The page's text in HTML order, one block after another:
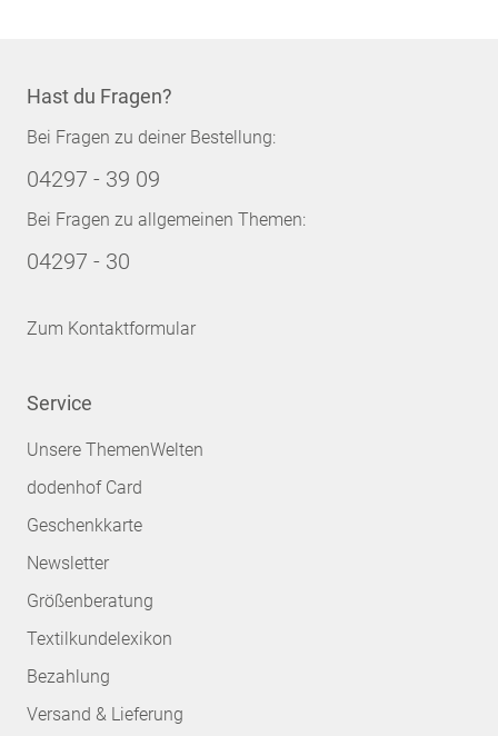
Hast du Fragen?
Bei Fragen zu deiner Bestellung:
04297 - 39 09
Bei Fragen zu allgemeinen Themen:
04297 - 30
Zum Kontaktformular
Service
Unsere ThemenWelten
dodenhof Card
Geschenkkarte
Newsletter
Größenberatung
Textilkundelexikon
Bezahlung
Versand & Lieferung